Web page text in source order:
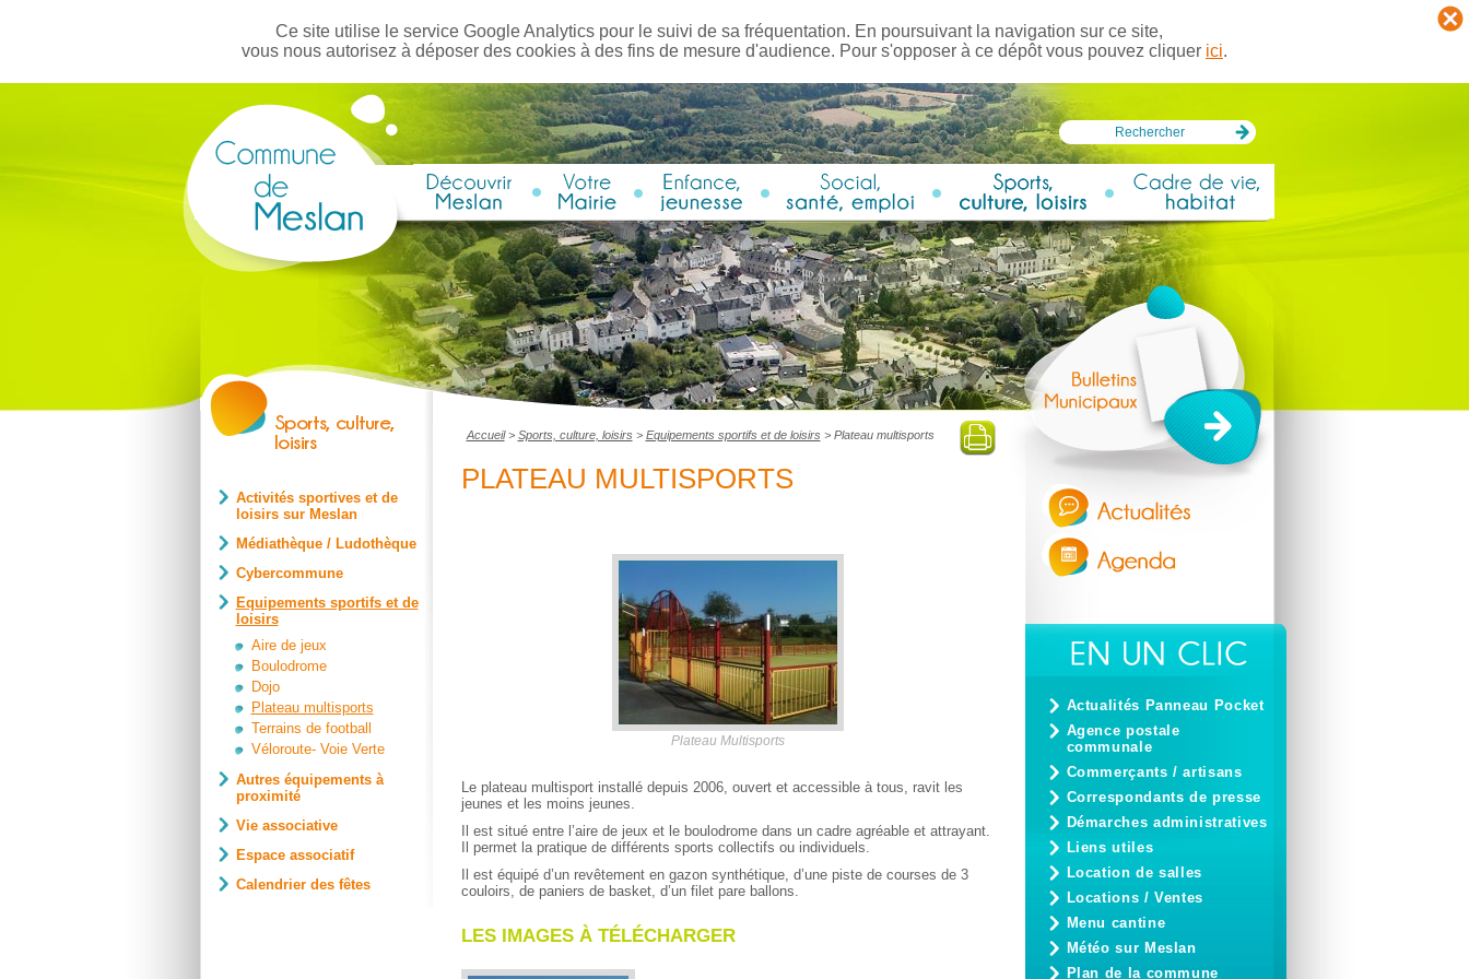
Ce site utilise le service Google Analytics pour le suivi de sa fréquentation. En poursuivant la navigation sur ce site,
vous nous autorisez à déposer des cookies à des fins de mesure d'audience. Pour s'opposer à ce dépôt vous pouvez cliquer ici.
Activités sportives et de
loisirs sur Meslan
Médiathèque / Ludothèque
Cybercommune
Equipements sportifs et de
loisirs
Aire de jeux
Boulodrome
Dojo
Plateau multisports
Terrains de football
Véloroute- Voie Verte
Autres équipements à
proximité
Vie associative
Espace associatif
Calendrier des fêtes
Accueil> Sports, culture, loisirs> Equipements sportifs et de loisirs> Plateau multisports
PLATEAU MULTISPORTS
Plateau Multisports
Le plateau multisport installé depuis 2006, ouvert et accessible à tous, ravit les
jeunes et les moins jeunes.
Il est situé entre l’aire de jeux et le boulodrome dans un cadre agréable et attrayant.
Il permet la pratique de différents sports collectifs ou individuels.
Il est équipé d’un revêtement en gazon synthétique, d’une piste de courses de 3
couloirs, de paniers de basket, d’un filet pare ballons.
LES IMAGES À TÉLÉCHARGER
Actualités Panneau Pocket
Agence postale
communale
Commerçants / artisans
Correspondants de presse
Démarches administratives
Liens utiles
Location de salles
Locations / Ventes
Menu cantine
Météo sur Meslan
Plan de la commune